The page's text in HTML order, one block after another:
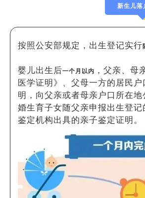
新生儿落
按照公安部规定，出生登记实行
婴儿出生后一个月以内 ，父亲、母
医学证明》、父母一方的居民
明，向父亲或者母亲户口所在
婚生育子女随父亲申报出生登
鉴定机构出具的亲子鉴定证明。